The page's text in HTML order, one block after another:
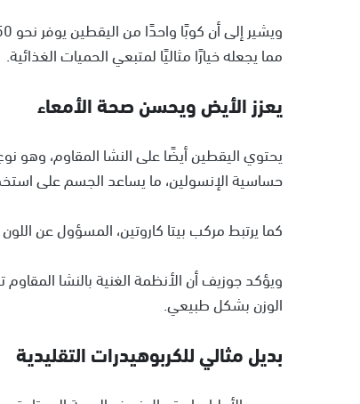
مما يجعله خيارًا مثاليًا لمتبعي الحميات الغذائية.
يعزز الأيض ويحسن صحة الأمعاء
يحتوي اليقطين أيضًا على النشا المقاوم، وهو
حساسية الإنسولين، ما يساعد الجسم على
كما يرتبط مركب بيتا كاروتين، المسؤول عن
ويؤكد جوزيف أن الأنظمة الغنية بالنشا
الوزن بشكل طبيعي.
بديل مثالي للكربوهيدرات التقليدية